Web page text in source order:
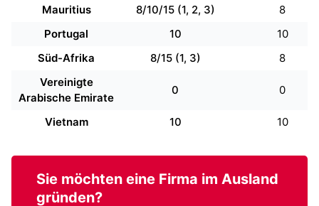
Mauritius
8/10/15 (1, 2, 3)
8
Portugal
10
10
Süd-Afrika
8/15 (1, 3)
8
Vereinigte
Arabische Emirate
0 0
Vietnam 10 10
Sie möchten eine Firma im Ausland
gründen?